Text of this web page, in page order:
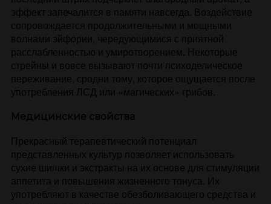
эффект запечалится в памяти навсегда. Воздействие
сопровождается продолжительными и мощными
волнами эйфории, чередующимися с приятной
расслабленностью и умиротворением. Некоторые
стрейны и вовсе вызывают почти психоделическое
переживание, сродни тому, которое ощущается после
употребления ЛСД или «магических» грибов.
Медицинские свойства
Прекрасный терапевтический потенциал
представленных культур позволяет использовать
сухие шишки и экстракты на их основе для стимуляции
аппетита и повышения жизненного тонуса. Их
употребляют в качестве обезболивающего средства и